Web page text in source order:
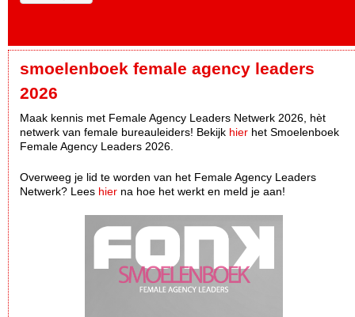
smoelenboek female agency leaders
2026
Maak kennis met Female Agency Leaders Netwerk 2026, hèt
netwerk van female bureauleiders! Bekijk hier het Smoelenboek
Female Agency Leaders 2026.
Overweeg je lid te worden van het Female Agency Leaders
Netwerk? Lees hier na hoe het werkt en meld je aan!